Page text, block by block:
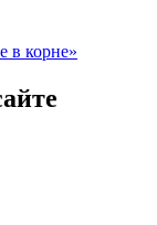
в корне»